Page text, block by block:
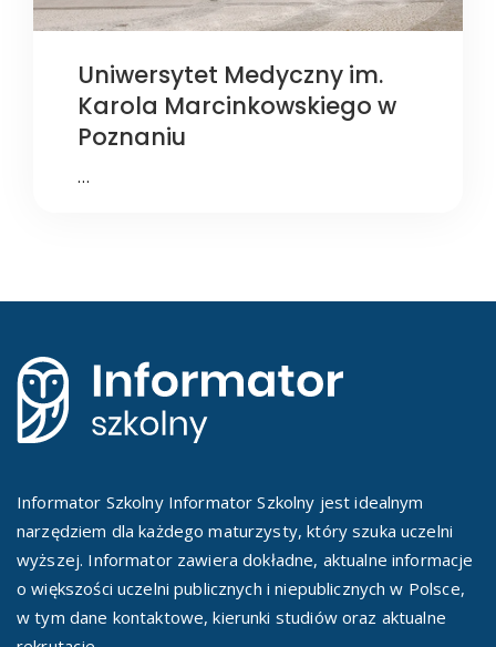
Uniwersytet Medyczny im.
Karola Marcinkowskiego w
Poznaniu
…
Informator Szkolny Informator Szkolny jest idealnym
narzędziem dla każdego maturzysty, który szuka uczelni
wyższej. Informator zawiera dokładne, aktualne informacje
o większości uczelni publicznych i niepublicznych w Polsce,
w tym dane kontaktowe, kierunki studiów oraz aktualne